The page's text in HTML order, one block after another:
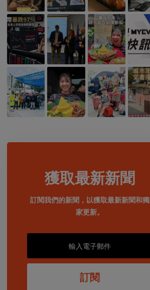
獲取最新新聞
訂閱我們的新聞，以獲取最新新聞和獨
家更新。
訂閱